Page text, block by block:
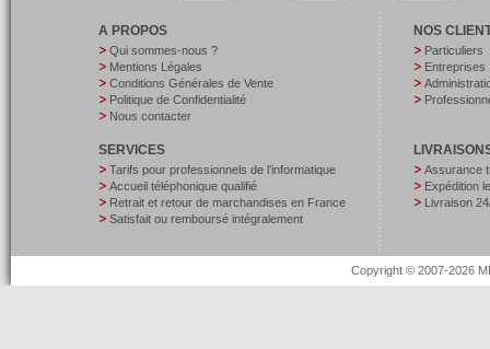
A PROPOS
Qui sommes-nous ?
Mentions Légales
Conditions Générales de Vente
Politique de Confidentialité
Nous contacter
SERVICES
Tarifs pour professionnels de l’informatique
Accueil téléphonique qualifié
Retrait et retour de marchandises en France
Satisfait ou remboursé intégralement
NOS
Particuliers
Entreprises
Assurance
Expédition
Livraison
Copyright © 2007-2026